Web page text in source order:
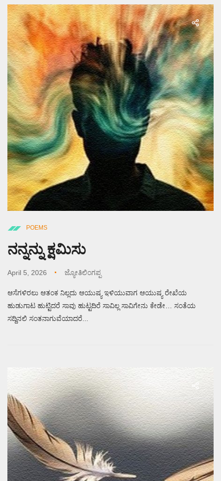
POEMS
ನನ್ನನ್ನು ಕ್ಷಮಿಸು
April 5, 2026 ಜ್ಯೋತಿಲಿಂಗಪ್ಪ
ಆಸೆಗಳಿರಲು ಆತಂಕ ನಿಲ್ಲದು ಆಯುಷ್ಯ ಇಳಿಯುವಾಗ ಆಯುಷ್ಯ ರೇಖೆಯ
ಹುಡುಗಾಟ ಹುಟ್ಟಿದರೆ ಸಾವು ಹುಟ್ಟದಿರೆ ಸಾವಿಲ್ಲ ಸಾವಿಗೇನು ಕೇಡೇ… ಸಂತೆಯ
ಸದ್ದಿನಲಿ ಸಂತನಾಗುವೆಯಾದರೆ...